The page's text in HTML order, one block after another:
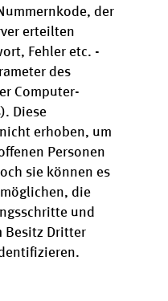
der
erteilten
Fehler etc. -
des
Computer-
Diese
erhoben, um
Personen
sie können es
die
und
Besitz Dritter